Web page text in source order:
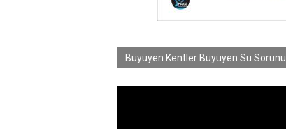
Büyüyen Kentler Büyüyen Su Sorunu